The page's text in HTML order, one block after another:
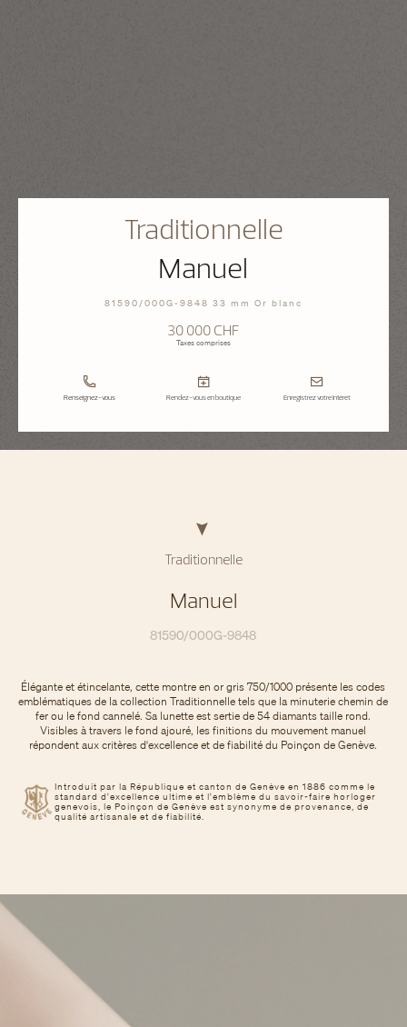
Traditionnelle
Manuel
81590/000G-9848 33 mm Or blanc
30 000 CHF
Taxes comprises
Renseignez-vous Rendez-vous en boutique Enregistrez votre intérêt
Traditionnelle
Manuel
81590/000G-9848
Introduit par la République et canton de Genève en 1886 comme le
standard d'excellence ultime et l'emblème du savoir-faire horloger
genevois, le Poinçon de Genève est synonyme de provenance, de
qualité artisanale et de fiabilité.
Élégante et étincelante, cette montre en or gris 750/1000 présente les codes
emblématiques de la collection Traditionnelle tels que la minuterie chemin de
fer ou le fond cannelé. Sa lunette est sertie de 54 diamants taille rond.
Visibles à travers le fond ajouré, les finitions du mouvement manuel
répondent aux critères d'excellence et de fiabilité du Poinçon de Genève.